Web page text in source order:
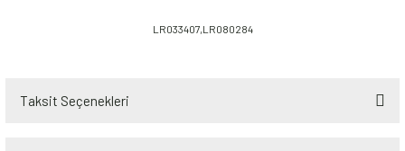
LR033407,LR080284
Taksit Seçenekleri